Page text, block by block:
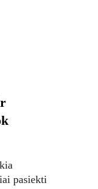
pasiekti